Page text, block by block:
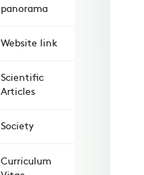
panorama
Website link
Scientific
Articles
Society
Curriculum